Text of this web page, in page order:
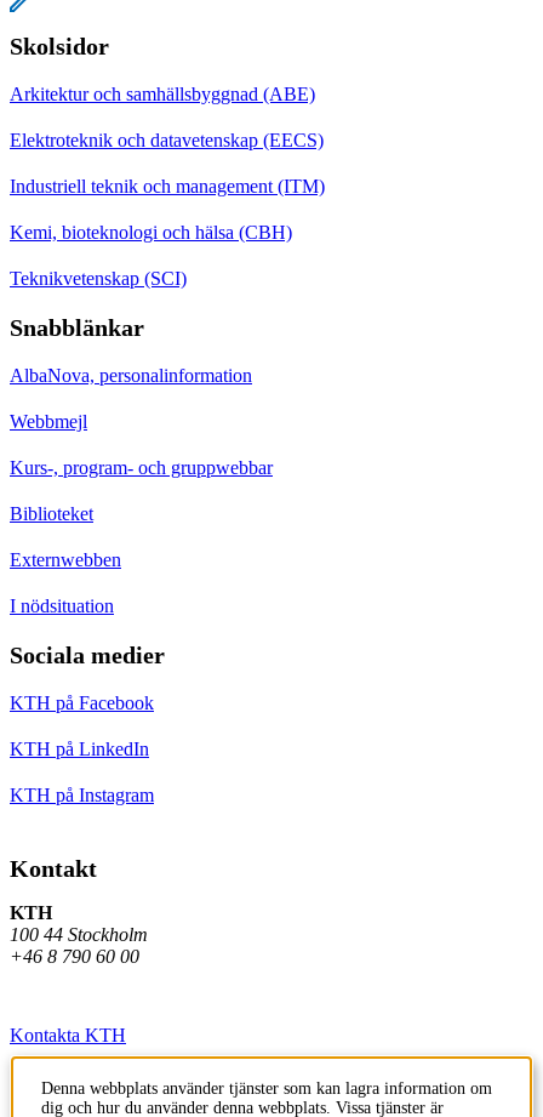
Skolsidor
Arkitektur och samhällsbyggnad (ABE)
Elektroteknik och datavetenskap (EECS)
Industriell teknik och management (ITM)
Kemi, bioteknologi och hälsa (CBH)
Teknikvetenskap (SCI)
Snabblänkar
AlbaNova, personalinformation
Webbmejl
Kurs-, program- och gruppwebbar
Biblioteket
Externwebben
I nödsituation
Sociala medier
KTH på Facebook
KTH på LinkedIn
KTH på Instagram
Kontakt
KTH
100 44 Stockholm
+46 8 790 60 00
Kontakta KTH
Jobba på KTH
Denna webbplats använder tjänster som kan lagra information om
dig och hur du använder denna webbplats. Vissa tjänster är